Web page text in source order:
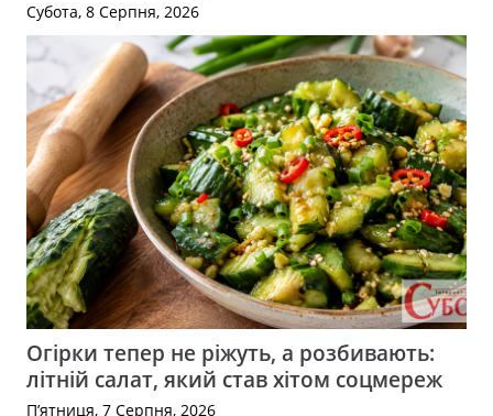
Субота, 8 Серпня, 2026
Огірки тепер не ріжуть, а розбивають:
літній салат, який став хітом соцмереж
П’ятниця, 7 Серпня, 2026